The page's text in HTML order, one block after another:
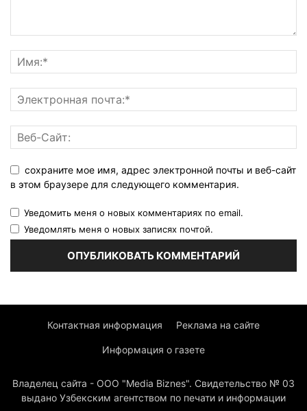
сохраните мое имя, адрес электронной почты и веб-сайт
в этом браузере для следующего комментария.
Уведомить меня о новых комментариях по email.
Уведомлять меня о новых записях почтой.
Контактная информация Реклама на сайте
Информация о газете
Владелец сайта - ООО "Media Biznes". Свидетельство № 03
выдано Узбекским агентством по печати и информации